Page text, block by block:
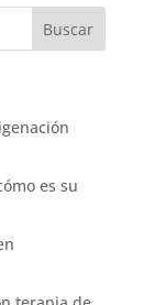
es su